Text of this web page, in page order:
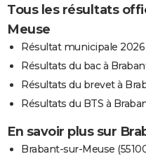
Tous les résultats
Meuse
Résultat municipale
Résultats du bac à
Résultats du brevet à
Résultats du BTS à
En savoir plus sur
Brabant-sur-Meuse